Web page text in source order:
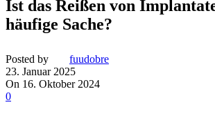
Ist das Reißen von
häufige Sache?
Posted by
fuudobre
23. Januar 2025
On 16. Oktober 2024
0